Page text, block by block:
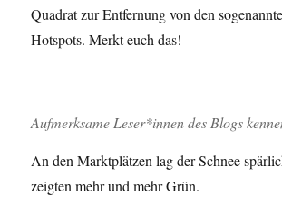
Quadrat zur Entfernung von den
Hotspots. Merkt euch das!
Aufmerksame Leser*innen des Blogs
An den Marktplätzen lag der Schnee
zeigten mehr und mehr Grün.